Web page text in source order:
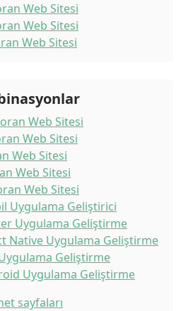
Web Sitesi
Web Sitesi
Web Sitesi
Web Sitesi
Web Sitesi
Web Sitesi
Web Sitesi
Web Sitesi
Uygulama Geliştirici
Uygulama Geliştirme
Native Uygulama Geliştirme
Geliştirme
Uygulama Geliştirme
sayfaları